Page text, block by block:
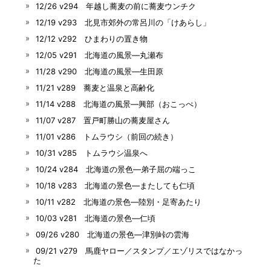
12/26 v294 年越し蕎麦の前に蕎麦ウンチク
12/19 v293 北見市郊外の常呂川の「けあらし」
12/12 v292 ひまわりの置き物
12/05 v291 北海道の風景―丸瀬布
11/28 v290 北海道の風景―生田原
11/21 v289 蕎麦と温泉と高齢化
11/14 v288 北海道の風景―興部（おこっぺ）
11/07 v287 置戸町勝山の蕎麦屋さん
11/01 v286 トムラウシ（前回の続き）
10/31 v285 トムラウシ温泉へ
10/24 v284 北海道の景色―弟子屈の端っこ
10/18 v283 北海道の景色―またしても仁頃
10/11 v282 北海道の景色―陸別・足寄あたり
10/03 v281 北海道の景色―仁頃
09/26 v280 北海道の景色―津別峠の雲海
09/21 v279 馬鹿ヤロー／スタンプ／エゾリスではなかっ
た